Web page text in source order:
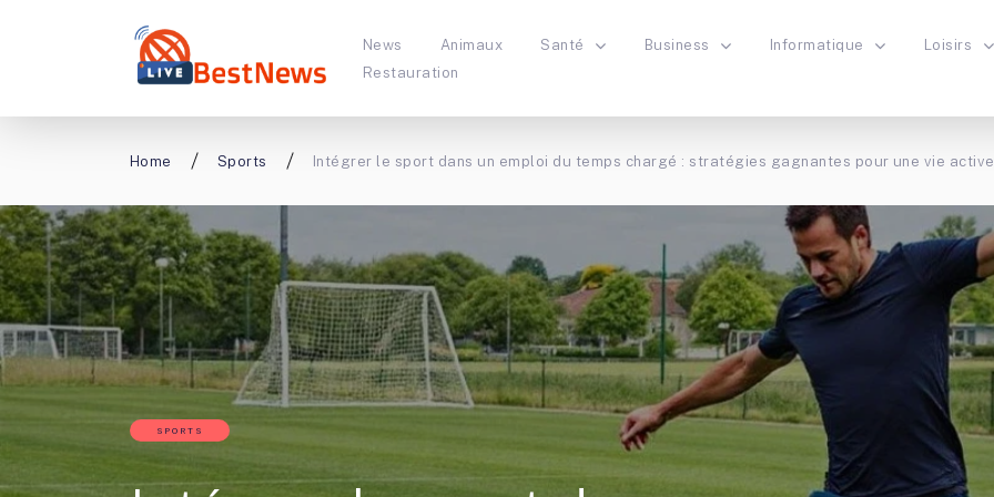
News Animaux Santé Business Informatique
Loisirs
Restauration
Home Sports Intégrer le sport dans un emploi du temps chargé : stratégies gagnantes pour une vie active
SPORTS